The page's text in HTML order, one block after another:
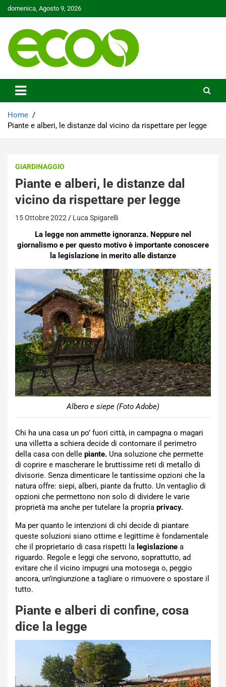
Skip
to
domenica, Agosto 9, 2026
Ecoo.it
Home
Piante e alberi, le distanze dal vicino da rispettare per legge
GIARDINAGGIO
Piante e alberi, le distanze dal
vicino da rispettare per legge
15 Ottobre 2022 Luca Spigarelli
La legge non ammette ignoranza. Neppure nel
giornalismo e per questo motivo è importante conoscere
la legislazione in merito alle distanze
Albero e siepe (Foto Adobe)
Chi ha una casa un po’ fuori città, in campagna o magari
una villetta a schiera decide di contornare il perimetro
della casa con delle piante. Una soluzione che permette
di coprire e mascherare le bruttissime reti di metallo di
divisorie. Senza dimenticare le tantissime opzioni che la
natura offre: siepi, alberi, piante da frutto. Un ventaglio di
opzioni che permettono non solo di dividere le varie
proprietà ma anche per tutelare la propria privacy.
Ma per quanto le intenzioni di chi decide di piantare
queste soluzioni siano ottime e legittime è fondamentale
che il proprietario di casa rispetti la legislazione a
riguardo. Regole e leggi che servono, soprattutto, ad
evitare che il vicino impugni una motosega o, peggio
ancora, un’ingiunzione a tagliare o rimuovere o spostare il
tutto.
Piante e alberi di confine, cosa
dice la legge